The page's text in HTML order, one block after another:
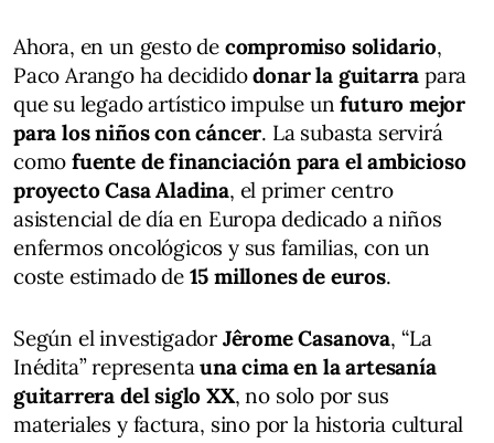
Ahora, en un gesto de compromiso solidario,
Paco Arango ha decididodonar la guitarra para
que su legado artístico impulse unfuturo mejor
para los niños con cáncer. La subasta servirá
comofuente de financiación para el ambicioso
proyecto Casa Aladina, el primer centro
asistencial de día en Europa dedicado a niños
enfermos oncológicos y sus familias, con un
coste estimado de 15 millones de euros.
Según el investigador Jêrome Casanova, “La
Inédita” representauna cima en la artesanía
guitarrera del siglo XX, no solo por sus
materiales y factura, sino por la historia cultural